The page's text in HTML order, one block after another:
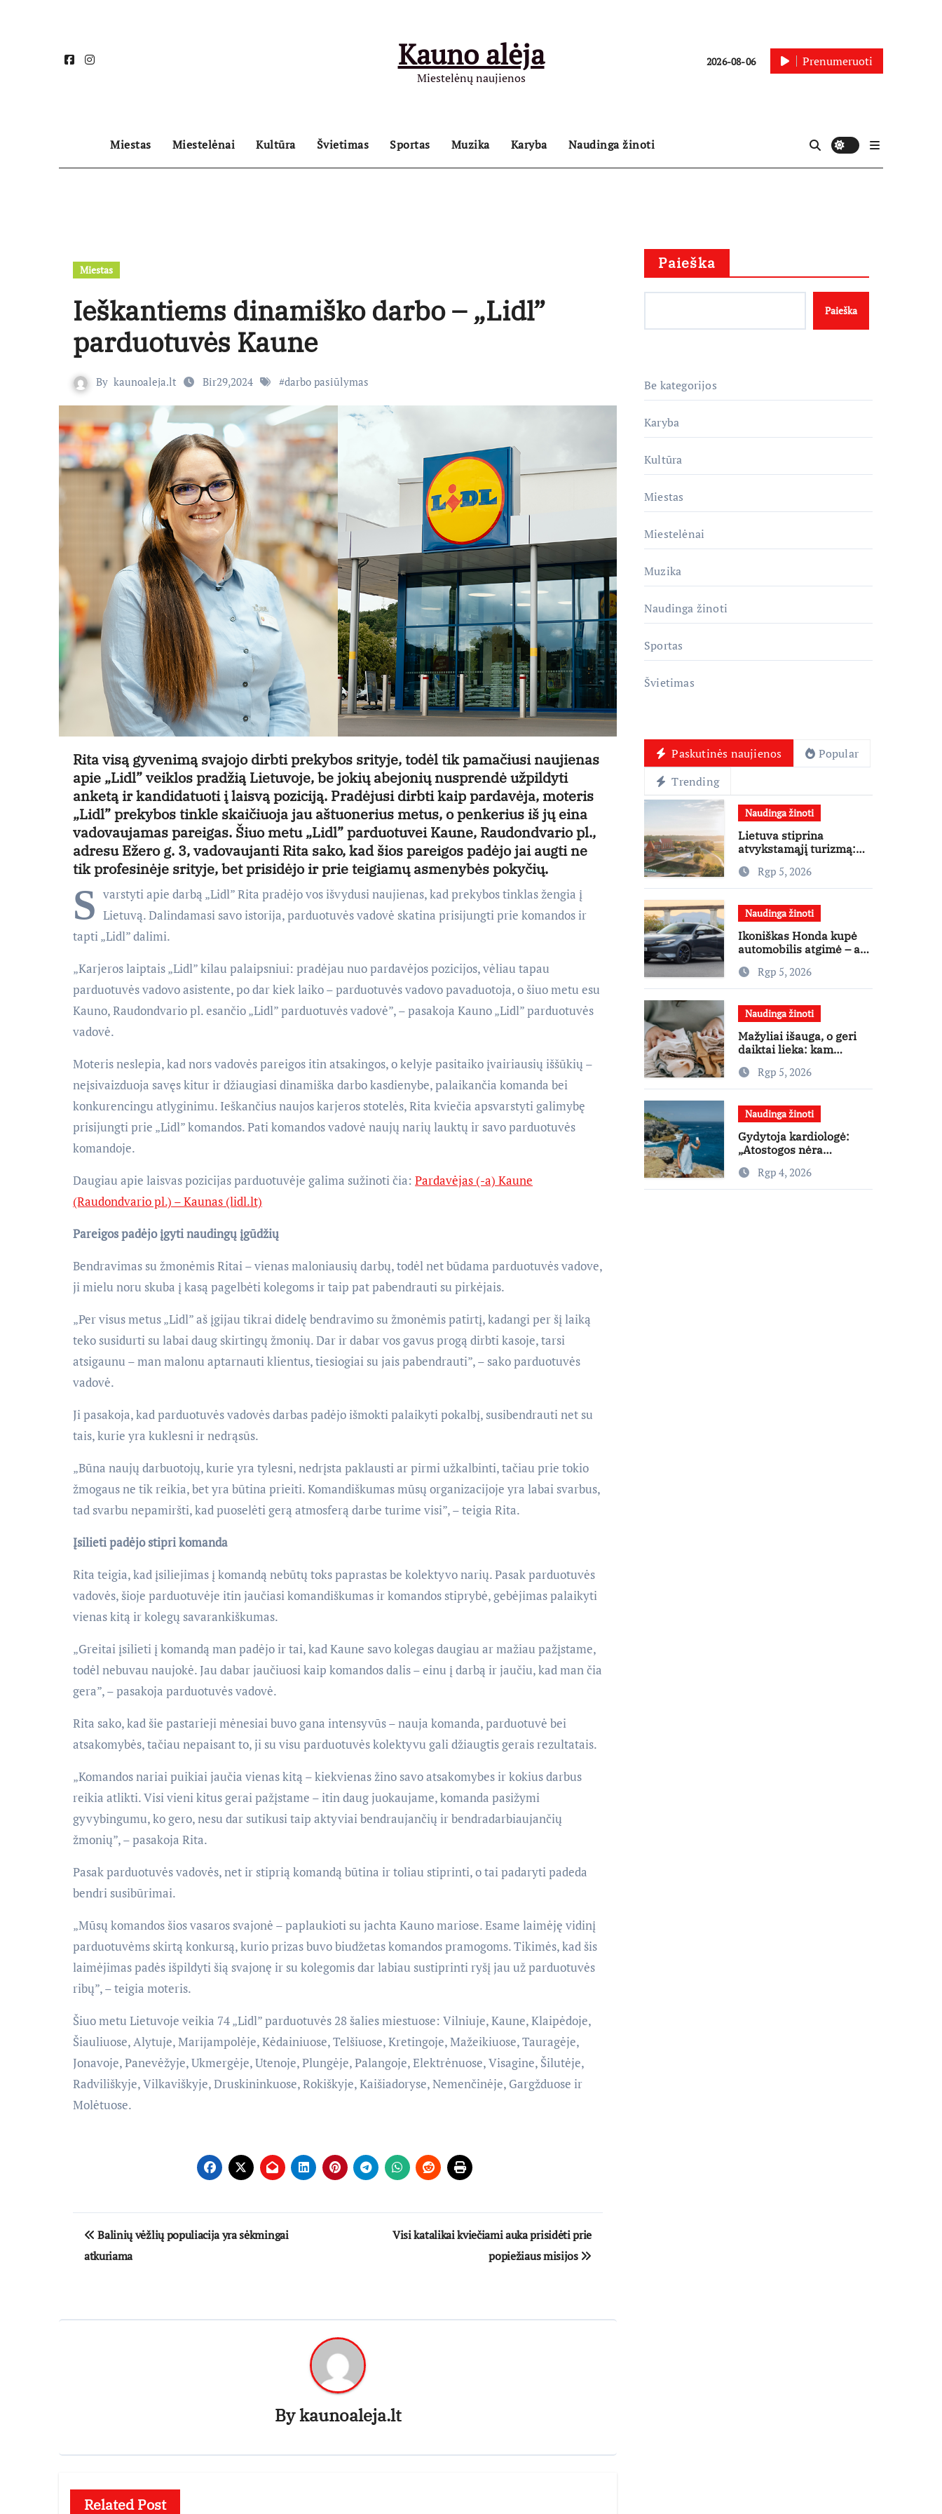
Kauno alėja
Miestelėnų naujienos
2026-08-06 Prenumeruoti
Miestas Miestelėnai Kultūra Švietimas Sportas Muzika Karyba Naudinga žinoti
Miestas
Ieškantiems dinamiško darbo – „Lidl”
parduotuvės Kaune
By kaunoaleja.lt Bir29,2024 #darbo pasiūlymas
Rita visą gyvenimą svajojo dirbti prekybos srityje, todėl tik pamačiusi naujienas
apie „Lidl” veiklos pradžią Lietuvoje, be jokių abejonių nusprendė užpildyti
anketą ir kandidatuoti į laisvą poziciją. Pradėjusi dirbti kaip pardavėja, moteris
„Lidl” prekybos tinkle skaičiuoja jau aštuonerius metus, o penkerius iš jų eina
vadovaujamas pareigas. Šiuo metu „Lidl” parduotuvei Kaune, Raudondvario pl.,
adresu Ežero g. 3, vadovaujanti Rita sako, kad šios pareigos padėjo jai augti ne
tik profesinėje srityje, bet prisidėjo ir prie teigiamų asmenybės pokyčių.
S varstyti apie darbą „Lidl” Rita pradėjo vos išvydusi naujienas, kad prekybos tinklas žengia į
Lietuvą. Dalindamasi savo istorija, parduotuvės vadovė skatina prisijungti prie komandos ir
tapti „Lidl” dalimi.
„Karjeros laiptais „Lidl” kilau palaipsniui: pradėjau nuo pardavėjos pozicijos, vėliau tapau
parduotuvės vadovo asistente, po dar kiek laiko – parduotuvės vadovo pavaduotoja, o šiuo metu esu
Kauno, Raudondvario pl. esančio „Lidl” parduotuvės vadovė”, – pasakoja Kauno „Lidl” parduotuvės
vadovė.
Moteris neslepia, kad nors vadovės pareigos itin atsakingos, o kelyje pasitaiko įvairiausių iššūkių –
neįsivaizduoja savęs kitur ir džiaugiasi dinamiška darbo kasdienybe, palaikančia komanda bei
konkurencingu atlyginimu. Ieškančius naujos karjeros stotelės, Rita kviečia apsvarstyti galimybę
prisijungti prie „Lidl” komandos. Pati komandos vadovė naujų narių lauktų ir savo parduotuvės
komandoje.
Daugiau apie laisvas pozicijas parduotuvėje galima sužinoti čia: Pardavėjas (-a) Kaune
(Raudondvario pl.) – Kaunas (lidl.lt)
Pareigos padėjo įgyti naudingų įgūdžių
Bendravimas su žmonėmis Ritai – vienas maloniausių darbų, todėl net būdama parduotuvės vadove,
ji mielu noru skuba į kasą pagelbėti kolegoms ir taip pat pabendrauti su pirkėjais.
„Per visus metus „Lidl” aš įgijau tikrai didelę bendravimo su žmonėmis patirtį, kadangi per šį laiką
teko susidurti su labai daug skirtingų žmonių. Dar ir dabar vos gavus progą dirbti kasoje, tarsi
atsigaunu – man malonu aptarnauti klientus, tiesiogiai su jais pabendrauti”, – sako parduotuvės
vadovė.
Ji pasakoja, kad parduotuvės vadovės darbas padėjo išmokti palaikyti pokalbį, susibendrauti net su
tais, kurie yra kuklesni ir nedrąsūs.
„Būna naujų darbuotojų, kurie yra tylesni, nedrįsta paklausti ar pirmi užkalbinti, tačiau prie tokio
žmogaus ne tik reikia, bet yra būtina prieiti. Komandiškumas mūsų organizacijoje yra labai svarbus,
tad svarbu nepamiršti, kad puoselėti gerą atmosferą darbe turime visi”, – teigia Rita.
Įsilieti padėjo stipri komanda
Rita teigia, kad įsiliejimas į komandą nebūtų toks paprastas be kolektyvo narių. Pasak parduotuvės
vadovės, šioje parduotuvėje itin jaučiasi komandiškumas ir komandos stiprybė, gebėjimas palaikyti
vienas kitą ir kolegų savarankiškumas.
„Greitai įsilieti į komandą man padėjo ir tai, kad Kaune savo kolegas daugiau ar mažiau pažįstame,
todėl nebuvau naujokė. Jau dabar jaučiuosi kaip komandos dalis – einu į darbą ir jaučiu, kad man čia
gera”, – pasakoja parduotuvės vadovė.
Rita sako, kad šie pastarieji mėnesiai buvo gana intensyvūs – nauja komanda, parduotuvė bei
atsakomybės, tačiau nepaisant to, ji su visu parduotuvės kolektyvu gali džiaugtis gerais rezultatais.
„Komandos nariai puikiai jaučia vienas kitą – kiekvienas žino savo atsakomybes ir kokius darbus
reikia atlikti. Visi vieni kitus gerai pažįstame – itin daug juokaujame, komanda pasižymi
gyvybingumu, ko gero, nesu dar sutikusi taip aktyviai bendraujančių ir bendradarbiaujančių
žmonių”, – pasakoja Rita.
Pasak parduotuvės vadovės, net ir stiprią komandą būtina ir toliau stiprinti, o tai padaryti padeda
bendri susibūrimai.
„Mūsų komandos šios vasaros svajonė – paplaukioti su jachta Kauno mariose. Esame laimėję vidinį
parduotuvėms skirtą konkursą, kurio prizas buvo biudžetas komandos pramogoms. Tikimės, kad šis
laimėjimas padės išpildyti šią svajonę ir su kolegomis dar labiau sustiprinti ryšį jau už parduotuvės
ribų”, – teigia moteris.
Šiuo metu Lietuvoje veikia 74 „Lidl” parduotuvės 28 šalies miestuose: Vilniuje, Kaune, Klaipėdoje,
Šiauliuose, Alytuje, Marijampolėje, Kėdainiuose, Telšiuose, Kretingoje, Mažeikiuose, Tauragėje,
Jonavoje, Panevėžyje, Ukmergėje, Utenoje, Plungėje, Palangoje, Elektrėnuose, Visagine, Šilutėje,
Radviliškyje, Vilkaviškyje, Druskininkuose, Rokiškyje, Kaišiadoryse, Nemenčinėje, Gargžduose ir
Molėtuose.
Navigacija
tarp
Balinių vėžlių populiacija yra sėkmingai
atkuriama
Visi katalikai kviečiami auka prisidėti prie
popiežiaus misijos
Bykaunoaleja.lt
Related Post
Paieška
Paieška
Be kategorijos
Karyba
Kultūra
Miestas
Miestelėnai
Muzika
Naudinga žinoti
Sportas
Švietimas
Paskutinės naujienos
Popular
Trending
Naudinga žinoti
Lietuva stiprina
atvykstamąjį turizmą:
užsienio turistams
pritraukti
Rgp 5, 2026
Naudinga žinoti
Ikoniškas Honda kupė
automobilis atgimė – ar
lūkesčius?
Rgp 5, 2026
Naudinga žinoti
Mažyliai išauga, o geri
daiktai lieka: kam
aukso vertės?
Rgp 5, 2026
Naudinga žinoti
Gydytoja kardiologė:
„Atostogos nėra
stengtis per vieną dieną
pamatyti visų lankytinų
Rgp 4, 2026